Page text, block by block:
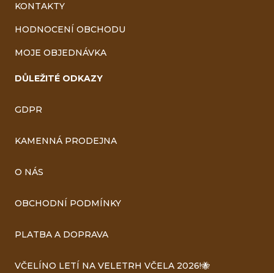
KONTAKTY
HODNOCENÍ OBCHODU
MOJE OBJEDNÁVKA
DŮLEŽITÉ ODKAZY
GDPR
KAMENNÁ PRODEJNA
O NÁS
OBCHODNÍ PODMÍNKY
PLATBA A DOPRAVA
VČELÍNO LETÍ NA VELETRH VČELA 2026!🐝